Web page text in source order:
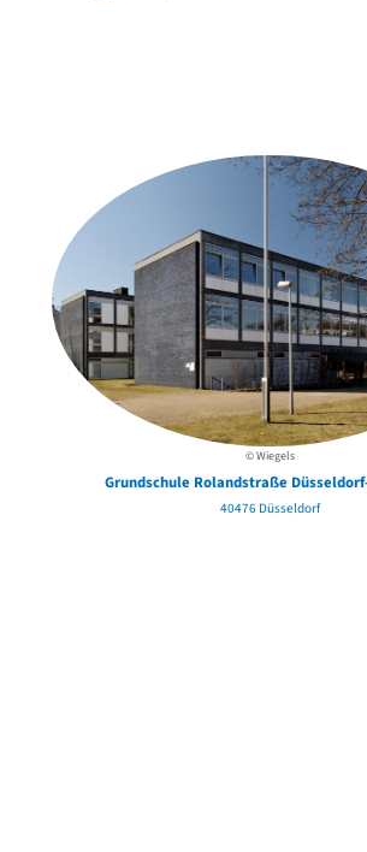
© Wiegels
Grundschule Rolandstraße
40476 Düsseldorf